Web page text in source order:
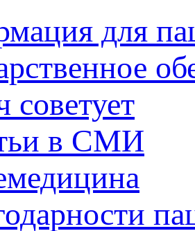
для
советует
в СМИ